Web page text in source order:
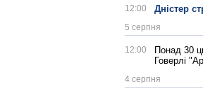
12:00 Дністер
5 серпня
12:00
Понад 30
Говерлі
4 серпня